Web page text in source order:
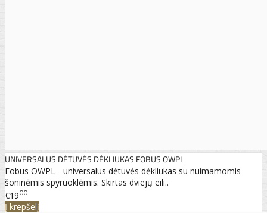
UNIVERSALUS DĖTUVĖS DĖKLIUKAS FOBUS OWPL
Fobus OWPL - universalus dėtuvės dėkliukas su nuimamomis
šoninėmis spyruoklėmis. Skirtas dviejų eili..
€1900
Į krepšelį